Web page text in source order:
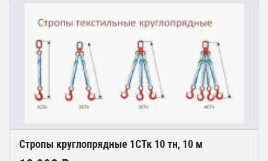
Стропы круглопрядные 1СТк 10 тн, 10 м